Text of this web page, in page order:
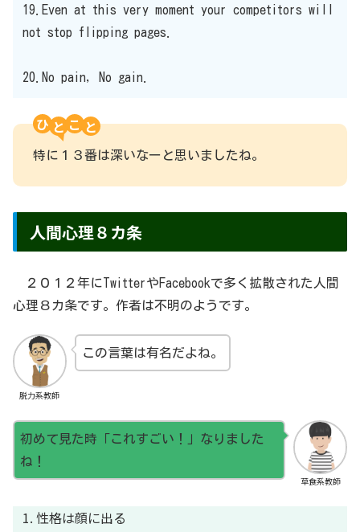
19.Even at this very moment your competitors will
not stop flipping pages.
20.No pain, No gain.
ひ こ
特に１３番は深いなーと思いましたね。
人間心理８カ条
２０１２年にTwitterやFacebookで多く拡散された人間
心理８カ条です。作者は不明のようです。
脱力系教師
この言葉は有名だよね。
草食系教師
初めて見た時「これすごい！」なりました
ね！
性格は顔に出る